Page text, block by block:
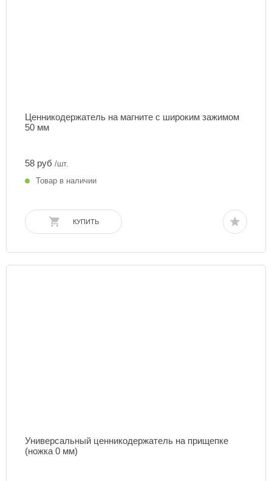
Ценникодержатель на магните с широким зажимом
50 мм
58 руб /шт.
Товар в наличии
КУПИТЬ
Универсальный ценникодержатель на прищепке
(ножка 0 мм)